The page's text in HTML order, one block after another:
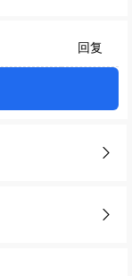
回复